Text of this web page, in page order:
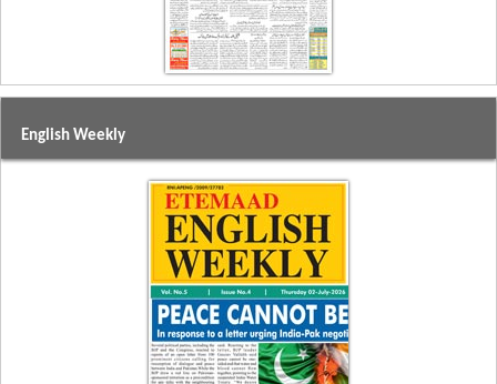
English Weekly